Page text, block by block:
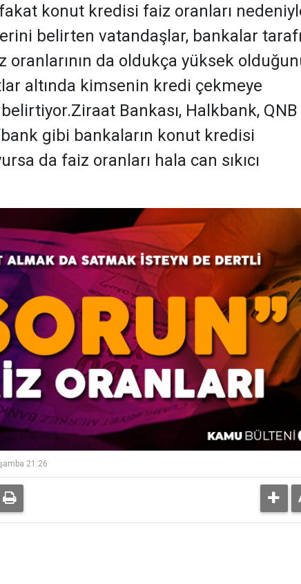
konut kredisi faiz oranları
belirten vatandaşlar, bankalar
oranlarının da oldukça yüksek
altında kimsenin kredi çekmeye
belirtiyor.Ziraat Bankası, Halkbank, QNB
gibi bankaların konut kredisi
da faiz oranları hala can sıkıcı
21:26